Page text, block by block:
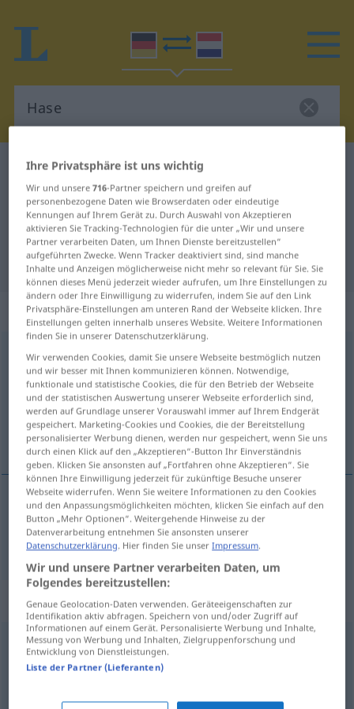
Deutsch-Niederländisch Wörterbuch
Deutsch-Niederländisch
Übersetzung für "Hase"
"Hase" Niederländisch Übersetzung
„Hase“: Maskulinum, männlich
Hasem <-n>
Übersicht aller Übersetzungen
(Für mehr Details die Übersetzung anklicken/antippen)
haas
haas Hase
Synonyme für "Hase"
Kaninchen
Ihre Privatsphäre ist uns wichtig
Wir und unsere716-Partner speichern und greifen auf
personenbezogene Daten wie Browserdaten oder eindeutige
Kennungen auf Ihrem Gerät zu. Durch Auswahl von Akzeptieren
aktivieren Sie Tracking-Technologien für die unter „Wir und unsere
Partner verarbeiten Daten, um Ihnen Dienste bereitzustellen“
aufgeführten Zwecke. Wenn Tracker deaktiviert sind, sind manche
Inhalte und Anzeigen möglicherweise nicht mehr so relevant für Sie. Sie
können dieses Menü jederzeit wieder aufrufen, um Ihre Einstellungen zu
ändern oder Ihre Einwilligung zu widerrufen, indem Sie auf den Link
Privatsphäre-Einstellungen am unteren Rand der Webseite klicken. Ihre
Einstellungen gelten innerhalb unseres Website. Weitere Informationen
finden Sie in unserer Datenschutzerklärung.
Wir verwenden Cookies, damit Sie unsere Webseite bestmöglich nutzen
und wir besser mit Ihnen kommunizieren können. Notwendige,
funktionale und statistische Cookies, die für den Betrieb der Webseite
und der statistischen Auswertung unserer Webseite erforderlich sind,
werden auf Grundlage unserer Vorauswahl immer auf Ihrem Endgerät
gespeichert. Marketing-Cookies und Cookies, die der Bereitstellung
personalisierter Werbung dienen, werden nur gespeichert, wenn Sie uns
durch einen Klick auf den „Akzeptieren“-Button Ihr Einverständnis
geben. Klicken Sie ansonsten auf „Fortfahren ohne Akzeptieren“. Sie
können Ihre Einwilligung jederzeit für zukünftige Besuche unserer
Webseite widerrufen. Wenn Sie weitere Informationen zu den Cookies
und den Anpassungsmöglichkeiten möchten, klicken Sie einfach auf den
Button „Mehr Optionen“. Weitergehende Hinweise zu der
Datenverarbeitung entnehmen Sie ansonsten unserer
Datenschutzerklärung. Hier finden Sie unserImpressum.
Wir und unsere Partner verarbeiten Daten, um
Folgendes bereitzustellen:
Genaue Geolocation-Daten verwenden. Geräteeigenschaften zur
Identifikation aktiv abfragen. Speichern von und/oder Zugriff auf
Informationen auf einem Gerät. Personalisierte Werbung und Inhalte,
Messung von Werbung und Inhalten, Zielgruppenforschung und
Entwicklung von Dienstleistungen.
Liste der Partner (Lieferanten)